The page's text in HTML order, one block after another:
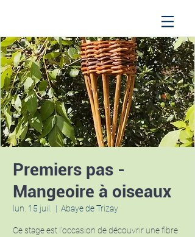
Premiers pas -
Mangeoire à oiseaux
lun. 15 juil.
  |
Abaye de Trizay
Ce stage est l'occasion de découvrir une fibre